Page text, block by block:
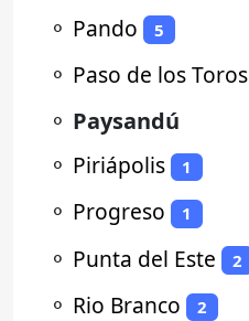
⚬ Pando 5
⚬ Paso de los Toros
⚬ Paysandú
⚬ Piriápolis 1
⚬ Progreso 1
⚬ Punta del Este 2
⚬ Rio Branco 2